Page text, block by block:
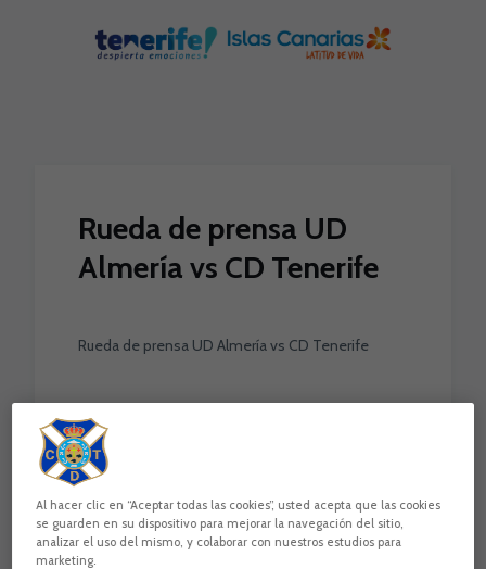
Rueda de prensa UD
Almería vs CD Tenerife
Rueda de prensa UD Almería vs CD Tenerife
Al hacer clic en “Aceptar todas las cookies”, usted acepta que las cookies
se guarden en su dispositivo para mejorar la navegación del sitio,
analizar el uso del mismo, y colaborar con nuestros estudios para
marketing.